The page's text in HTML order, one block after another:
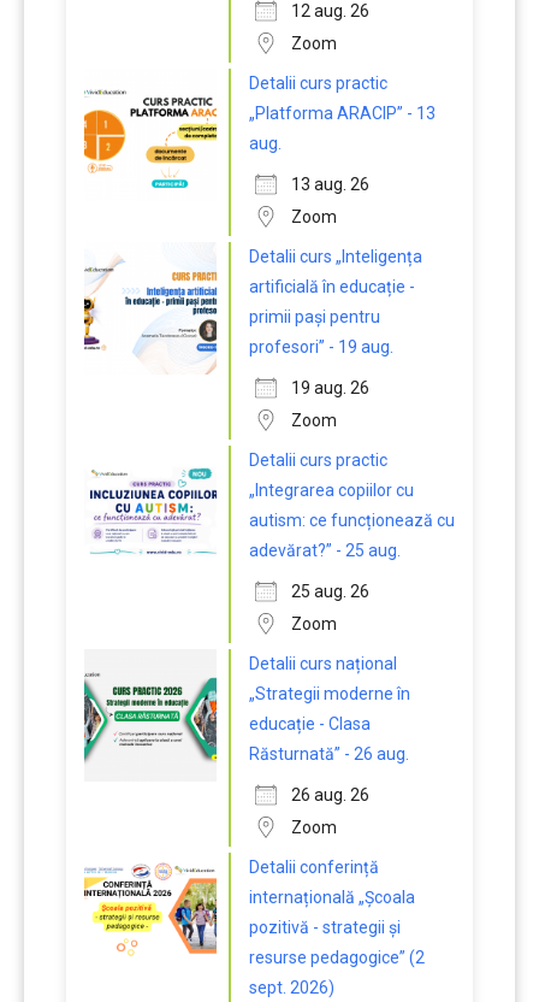
12 aug. 26
Zoom
Detalii curs practic
„Platforma ARACIP” - 13
aug.
13 aug. 26
Zoom
Detalii curs „Inteligența
artificială în educație -
primii pași pentru
profesori” - 19 aug.
19 aug. 26
Zoom
Detalii curs practic
„Integrarea copiilor cu
autism: ce funcționează cu
adevărat?” - 25 aug.
25 aug. 26
Zoom
Detalii curs național
„Strategii moderne în
educație - Clasa
Răsturnată” - 26 aug.
26 aug. 26
Zoom
Detalii conferință
internațională „Școala
pozitivă - strategii și
resurse pedagogice” (2
sept. 2026)